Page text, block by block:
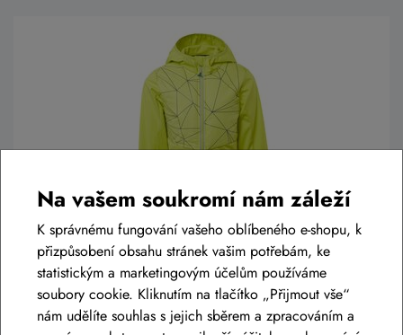
Dětská softshellová bunda SILVINI Rognoza
CJ1719
2 190 Kč
Skladem eshop
Na vašem soukromí nám záleží
K správnému fungování vašeho oblíbeného e-shopu, k
přizpůsobení obsahu stránek vašim potřebám, ke
statistickým a marketingovým účelům používáme
soubory cookie. Kliknutím na tlačítko „Přijmout vše“
nám udělíte souhlas s jejich sběrem a zpracováním a